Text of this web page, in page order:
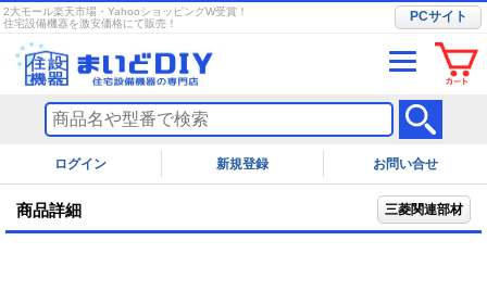
2大モール楽天市場・YahooショッピングW受賞！
住宅設備機器を激安価格にて販売！
PCサイト
ログイン お問い合せ
商品詳細 三菱関連部材